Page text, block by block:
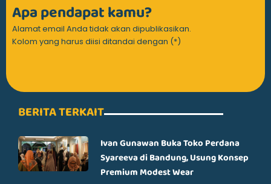
Apa pendapat kamu?
Alamat email Anda tidak akan dipublikasikan.
Kolom yang harus diisi ditandai dengan (*)
BERITA TERKAIT
Ivan Gunawan Buka Toko Perdana
Syareeva di Bandung, Usung Konsep
Premium Modest Wear